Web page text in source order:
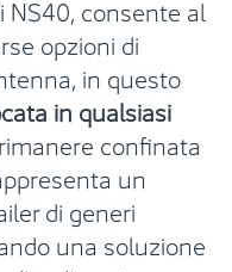
consente al
opzioni di
in questo
in qualsiasi
confinata
un
di generi
una soluzione